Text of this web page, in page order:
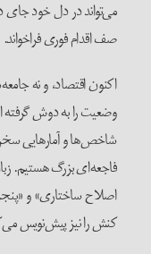
می‌تواند در دل خود جای
صف اقدام فوری فراخواند.
اکنون اقتصاد، و نه
وضعیت را به دوش گرفته
شاخص‌ها و آمارهایی سخن
فاجعه‌ای بزرگ هستیم.
اصلاح ساختاری» و
کنش را نیز پیش‌نویس